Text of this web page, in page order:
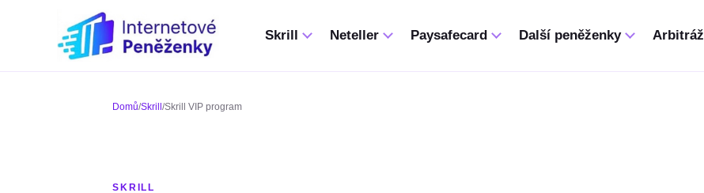
Skrill Neteller Paysafecard Další peněženky Arbitráž
Domů/Skrill /Skrill VIP program
SKRILL